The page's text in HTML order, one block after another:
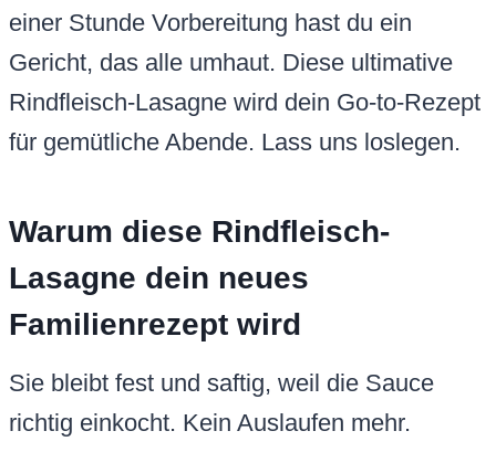
einer Stunde Vorbereitung hast du ein
Gericht, das alle umhaut. Diese ultimative
Rindfleisch-Lasagne wird dein Go-to-Rezept
für gemütliche Abende. Lass uns loslegen.
Warum diese Rindfleisch-
Lasagne dein neues
Familienrezept wird
Sie bleibt fest und saftig, weil die Sauce
richtig einkocht. Kein Auslaufen mehr.